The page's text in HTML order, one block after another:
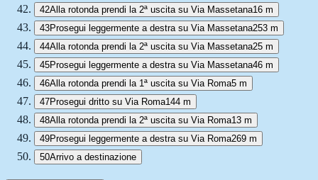
42Alla rotonda prendi la 2ª uscita su Via Massetana16 m
43Prosegui leggermente a destra su Via Massetana253 m
44Alla rotonda prendi la 2ª uscita su Via Massetana25 m
45Prosegui leggermente a destra su Via Massetana46 m
46Alla rotonda prendi la 1ª uscita su Via Roma5 m
47Prosegui dritto su Via Roma144 m
48Alla rotonda prendi la 2ª uscita su Via Roma13 m
49Prosegui leggermente a destra su Via Roma269 m
50Arrivo a destinazione